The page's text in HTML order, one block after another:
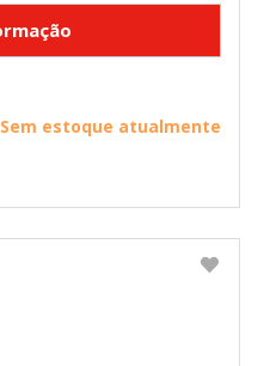
Sem estoque atualmente